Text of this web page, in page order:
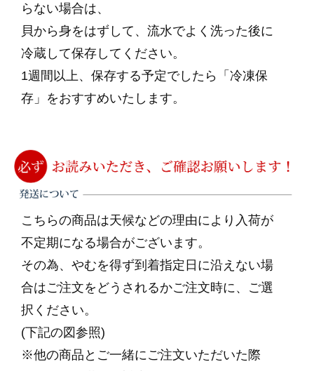
らない場合は、
貝から身をはずして、流水でよく洗った後に
冷蔵して保存してください。
1週間以上、保存する予定でしたら「冷凍保
存」をおすすめいたします。
こちらの商品は天候などの理由により入荷が
不定期になる場合がございます。
その為、やむを得ず到着指定日に沿えない場
合はご注文をどうされるかご注文時に、ご選
択ください。
(下記の図参照)
※他の商品とご一緒にご注文いただいた際